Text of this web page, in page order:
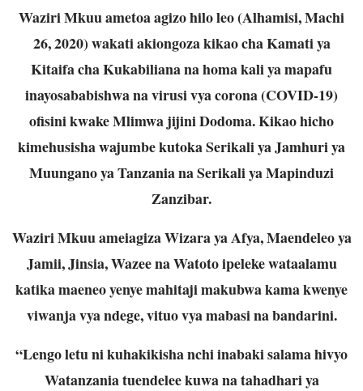
Waziri Mkuu ametoa agizo hilo leo (Alhamisi, Machi
26, 2020) wakati akiongoza kikao cha Kamati ya
Kitaifa cha Kukabiliana na homa kali ya mapafu
inayosababishwa na virusi vya corona (COVID-19)
ofisini kwake Mlimwa jijini Dodoma. Kikao hicho
kimehusisha wajumbe kutoka Serikali ya Jamhuri ya
Muungano ya Tanzania na Serikali ya Mapinduzi
Zanzibar.
Waziri Mkuu ameiagiza Wizara ya Afya, Maendeleo ya
Jamii, Jinsia, Wazee na Watoto ipeleke wataalamu
katika maeneo yenye mahitaji makubwa kama kwenye
viwanja vya ndege, vituo vya mabasi na bandarini.
“Lengo letu ni kuhakikisha nchi inabaki salama hivyo
Watanzania tuendelee kuwa na tahadhari ya